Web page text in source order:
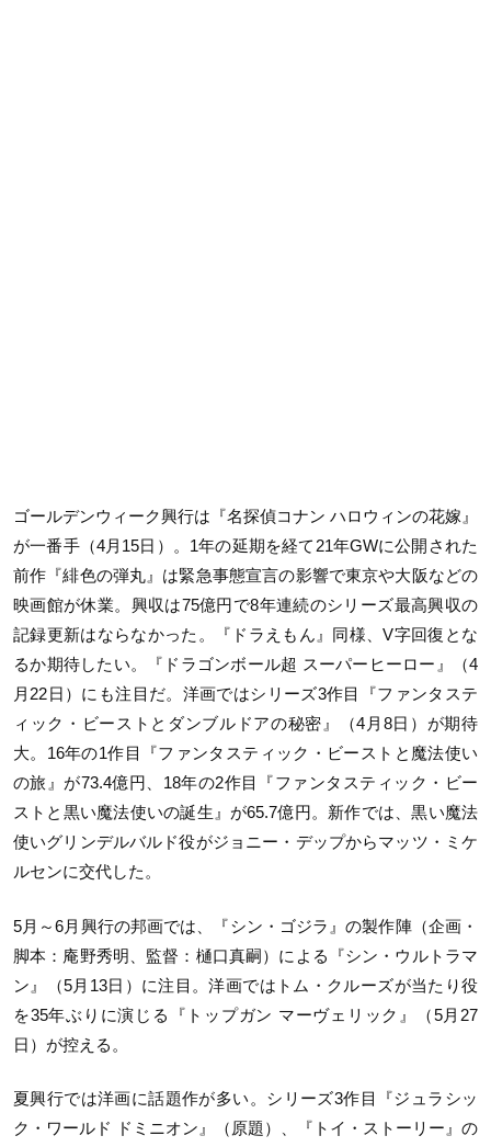
ゴールデンウィーク興行は『名探偵コナン ハロウィンの花嫁』
が一番手（4月15日）。1年の延期を経て21年GWに公開された
前作『緋色の弾丸』は緊急事態宣言の影響で東京や大阪などの
映画館が休業。興収は75億円で8年連続のシリーズ最高興収の
記録更新はならなかった。『ドラえもん』同様、V字回復とな
るか期待したい。『ドラゴンボール超 スーパーヒーロー』（4
月22日）にも注目だ。洋画ではシリーズ3作目『ファンタステ
ィック・ビーストとダンブルドアの秘密』（4月8日）が期待
大。16年の1作目『ファンタスティック・ビーストと魔法使い
の旅』が73.4億円、18年の2作目『ファンタスティック・ビー
ストと黒い魔法使いの誕生』が65.7億円。新作では、黒い魔法
使いグリンデルバルド役がジョニー・デップからマッツ・ミケ
ルセンに交代した。
5月～6月興行の邦画では、『シン・ゴジラ』の製作陣（企画・
脚本：庵野秀明、監督：樋口真嗣）による『シン・ウルトラマ
ン』（5月13日）に注目。洋画ではトム・クルーズが当たり役
を35年ぶりに演じる『トップガン マーヴェリック』（5月27
日）が控える。
夏興行では洋画に話題作が多い。シリーズ3作目『ジュラシッ
ク・ワールド ドミニオン』（原題）、『トイ・ストーリー』の